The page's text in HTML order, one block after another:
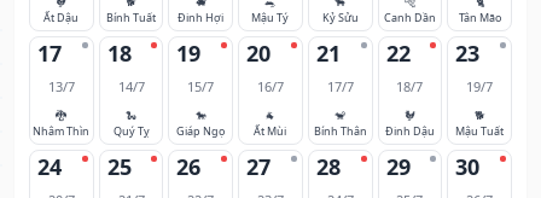
Ất Dậu
Bính Tuất
Đinh Hợi
Mậu Tý
Kỷ Sửu
Canh Dần
Tân Mão
17
13/7
🐉
Nhâm Thìn
18
14/7
🐍
Quý Tỵ
19
15/7
🐎
Giáp Ngọ
20
16/7
🐐
Ất Mùi
21
17/7
🐒
Bính Thân
22
18/7
🐓
Đinh Dậu
23
19/7
🐕
Mậu Tuất
24 25 26 27 28 29 30